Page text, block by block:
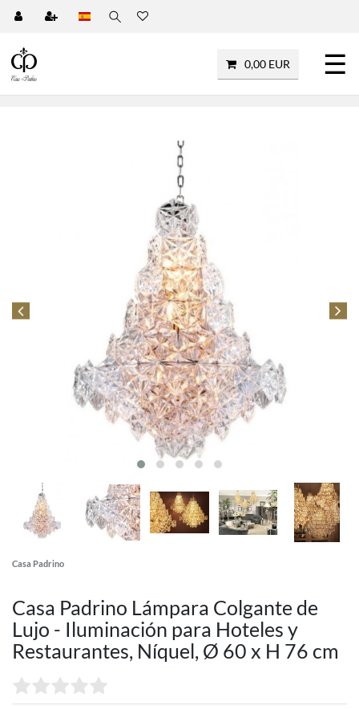
0,00 EUR ☰
Casa Padrino
Casa Padrino Lámpara Colgante de
Lujo - Iluminación para Hoteles y
Restaurantes, Níquel, Ø 60 x H 76 cm